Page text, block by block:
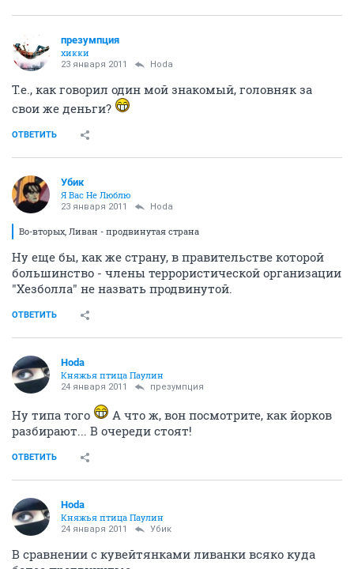
презумпция
хикки
23 января 2011 Hoda
Т.е., как говорил один мой знакомый, головняк за
свои же деньги?
ОТВЕТИТЬ
Убик
Я Вас Не Люблю
23 января 2011 Hoda
Во-вторых, Ливан - продвинутая страна
Ну еще бы, как же страну, в правительстве которой
большинство - члены террористической организации
"Хезболла" не назвать продвинутой.
ОТВЕТИТЬ
Hoda
Княжья птица Паулин
24 января 2011 презумпция
Ну типа того
А что ж, вон посмотрите, как йорков
разбирают... В очереди стоят!
ОТВЕТИТЬ
Hoda
Княжья птица Паулин
24 января 2011 Убик
В сравнении с кувейтянками ливанки всяко куда